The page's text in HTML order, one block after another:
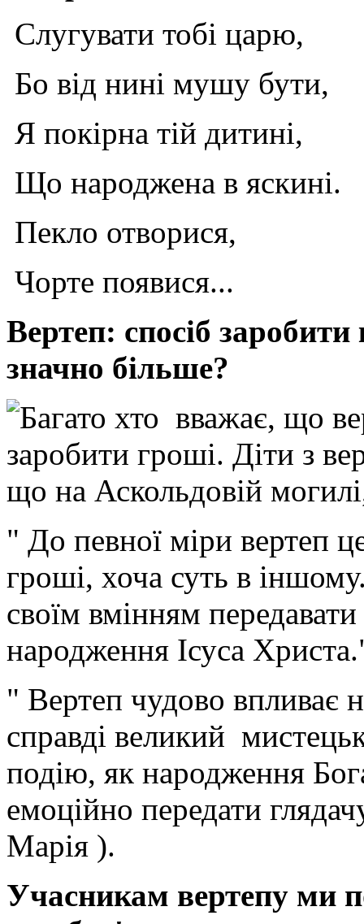
Слугувати тобі царю,
Бо від нині мушу бути,
Я покірна тій дитині,
Що народжена в яскині.
Пекло отворися,
Чорте появися...
Вертеп: спосіб
значно більше?
Багато хто вважає, що
заробити гроші. Діти з
що на Аскольдовій
" До певної міри вертеп
гроші, хоча суть в
своїм вмінням
народження Ісуса
" Вертеп чудово впливає
справді великий
подію, як народження
емоційно передати
Марія ).
Учасникам вертепу ми